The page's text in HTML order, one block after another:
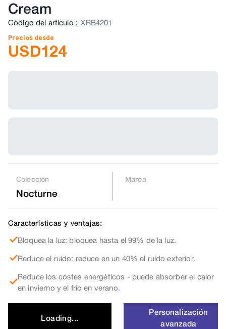
Cream
Código del artículo : XRB4201
Precios desde
USD124
Colección
Nocturne
Marca
Características y ventajas:
Bloquea la luz: bloquea hasta el 99% de la luz.
Reduce el ruido: reduce en un 40% el ruido exterior.
Reduce los costes energéticos - puede absorber el calor
en invierno y el frío en verano.
Loading...
Personalización
avanzada